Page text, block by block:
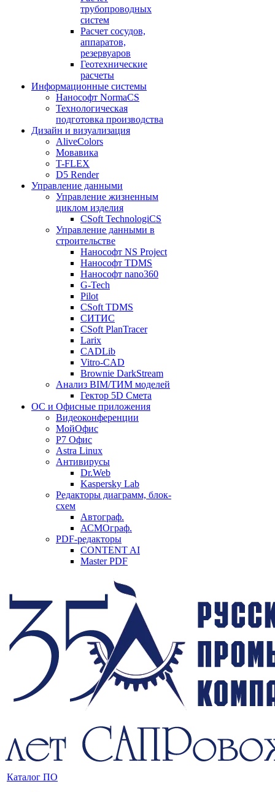
трубопроводных
систем
Расчет сосудов,
аппаратов,
резервуаров
Геотехнические
расчеты
Информационные системы
Нанософт NormaCS
Технологическая
подготовка производства
Дизайн и визуализация
AliveColors
Мовавика
T-FLEX
D5 Render
Управление данными
Управление жизненным
циклом изделия
CSoft TechnologiCS
Управление данными в
строительстве
Нанософт NS Project
Нанософт TDMS
Нанософт nano360
G-Tech
Pilot
CSoft TDMS
СИТИС
CSoft PlanTracer
Larix
CADLib
Vitro-CAD
Brownie DarkStream
Анализ BIM/ТИМ моделей
Гектор 5D Смета
ОС и Офисные приложения
Видеоконференции
МойОфис
P7 Офис
Astra Linux
Антивирусы
Dr.Web
Kaspersky Lab
Редакторы диаграмм, блок-
схем
Автограф.
АСМОграф.
PDF-редакторы
CONTENT AI
Master PDF
Каталог ПО